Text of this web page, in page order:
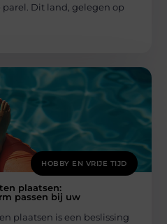
Dit land, gelegen op
HOBBY EN VRIJE TIJD
plaatsen:
passen bij uw
plaatsen is een beslissing